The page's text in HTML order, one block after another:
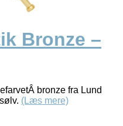
Bronze –
bronze fra Lund
(Læs mere)